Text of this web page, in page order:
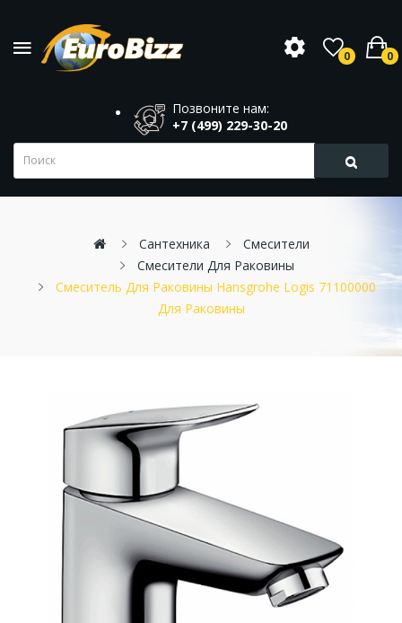
0 0
Позвоните нам:
+7 (499) 229-30-20
Сантехника
Смесители
Смесители Для Раковины
Смеситель Для Раковины Hansgrohe Logis 71100000
Для Раковины